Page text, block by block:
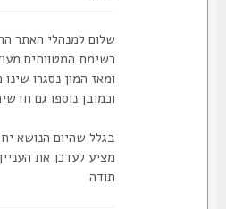
שלום למנהלי האתר
רשימת המטווחים מעודכנת ללפני 8
ומאז המון נסגרו שינו
וכמובן נוספו גם חדשים
בגלל שהיום הנושא יחסית
מציע לעדכן את העניין